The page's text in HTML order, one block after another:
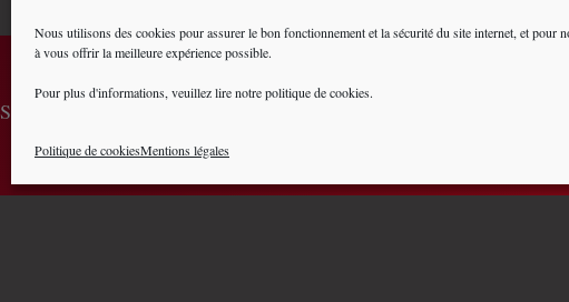
Nous utilisons des cookies pour assurer le bon fonctionnement et la sécurité du site internet, et pour
à vous offrir la meilleure expérience possible.
Pour plus d'informations, veuillez lire notre politique de cookies.
Politique de cookiesMentions légales
S'inscrire à la lettre d'information